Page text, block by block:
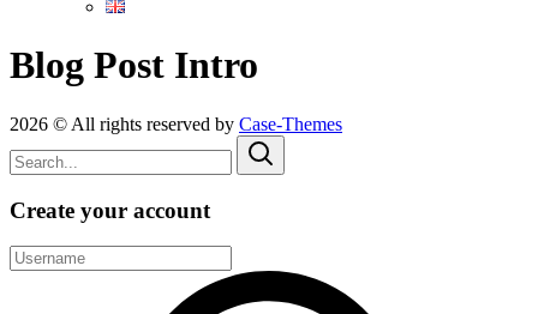
Blog Post Intro
2026 © All rights reserved by Case-Themes
Create your account